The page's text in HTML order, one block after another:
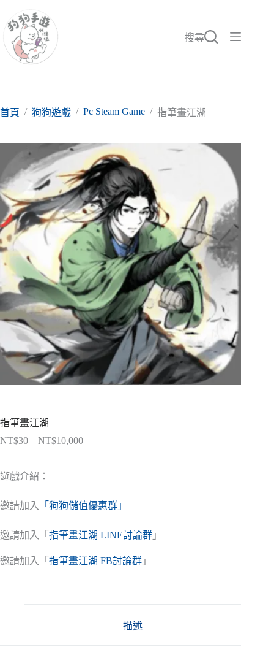
至
要
搜尋
首頁 / 狗狗遊戲 / Pc Steam Game / 指筆畫江湖
指筆畫江湖
NT$30 – NT$10,000價
NT$30
到
遊戲介紹：
邀請加入 「狗狗儲值優惠群」
邀請加入「 指筆畫江湖 LINE討論群 」
邀請加入「 指筆畫江湖 FB討論群 」
描述